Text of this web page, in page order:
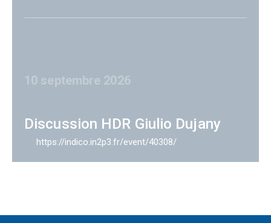
10 septembre 2026
Discussion HDR Giulio Dujany
https://indico.in2p3.fr/event/40308/